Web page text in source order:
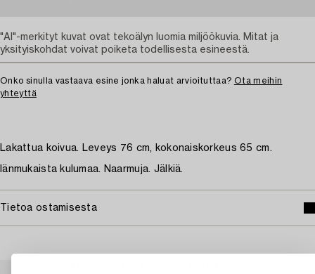
Onko sinulla vastaava esine jonka haluat arvioituttaa? Ota meihin
yhteyttä
Lakattua koivua. Leveys 76 cm, kokonaiskorkeus 65 cm.
Iänmukaista kulumaa. Naarmuja. Jälkiä.
Tietoa ostamisesta
"AI"-merkityt kuvat ovat tekoälyn luomia miljöökuvia. Mitat ja
yksityiskohdat voivat poiketa todellisesta esineestä.